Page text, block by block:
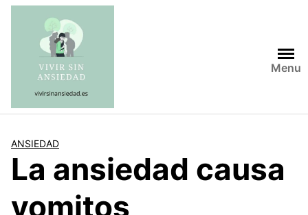
Saltar
contenido
Menu
ANSIEDAD
La ansiedad causa
vomitos